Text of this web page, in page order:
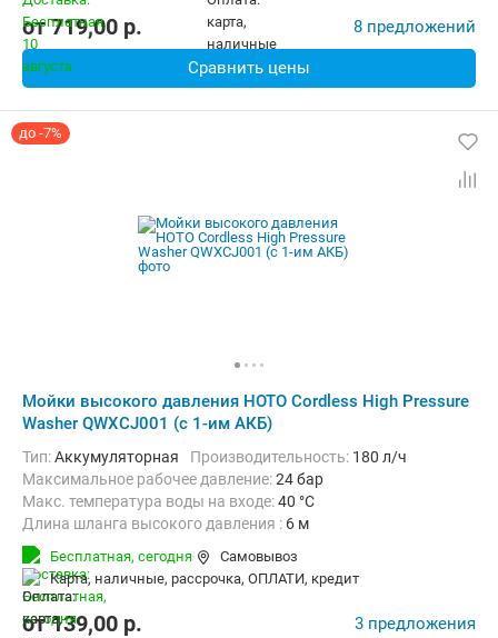
от719,00 p. 8 предложений
Сравнить цены
до -7%
Мойки высокого давления HOTO Cordless High Pressure
Washer QWXCJ001 (с 1-им АКБ)
Тип:Аккумуляторная Производительность: 180 л/ч
Максимальное рабочее давление:24 бар
Макс. температура воды на входе:40 °C
Длина шланга высокого давления : 6 м
Бесплатная, сегодня
Самовывоз
карта, наличные, рассрочка, ОПЛАТИ, кредит
от139,00 p. 3 предложения